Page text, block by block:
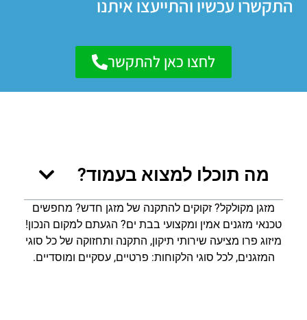
התקשרו עכשיו והתייעצו איתנו
לחצו כאן להתקשר
מה תוכלו למצוא בעמוד?
מזגן מקולקל? זקוקים להתקנה של מזגן חדש? מחפשים
טכנאי מזגנים אמין ומקצועי בבת ים? הגעתם למקום הנכון!
מיזוג פרו מציעה שירותי תיקון, התקנה ותחזוקה של כל סוגי
המזגנים, לכל סוגי הלקוחות: פרטיים, עסקיים ומוסדיים.